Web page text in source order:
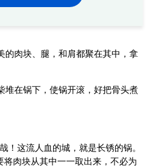
的肉块、腿，和肩都聚在其中，拿
堆在锅下，使锅开滚，好把骨头煮
！这流人血的城，就是长锈的锅。
肉块从其中一一取出来，不必为